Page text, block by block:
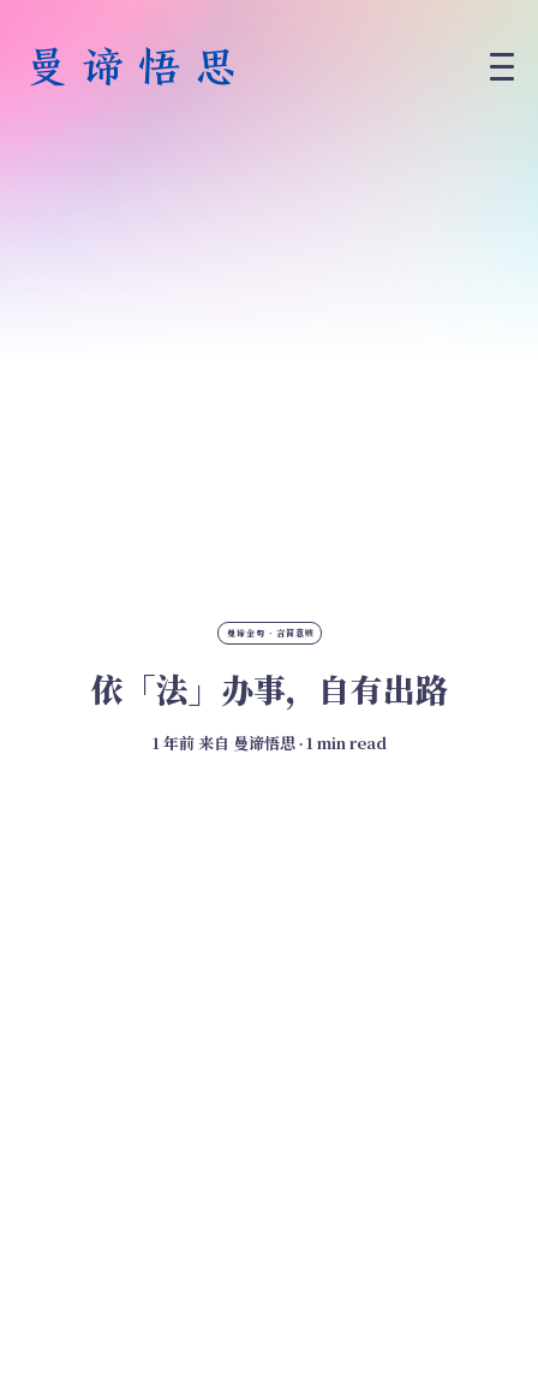
曼谛金句 · 言简意赅
依「法」办事，自有出路
1 年前来自 曼谛悟思∙ 1 min read